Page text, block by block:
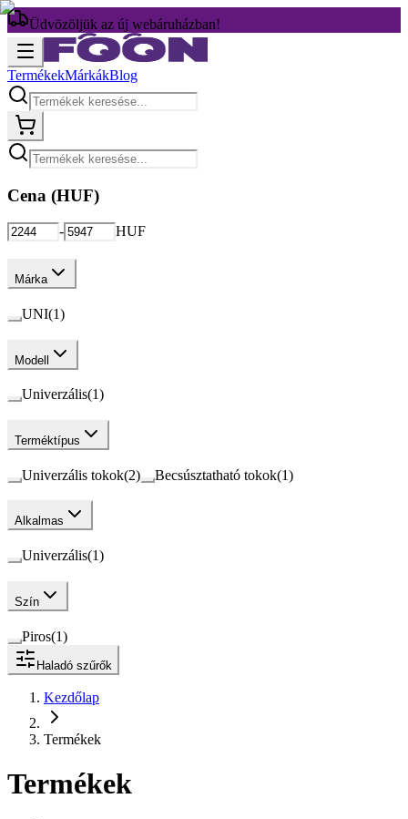
Üdvözöljük az új webáruházban!
TermékekMárkákBlog
Cena (HUF)
- HUF
Márka
UNI(1)
Modell
Univerzális(1)
Terméktípus
Univerzális tokok(2) Becsúsztatható tokok(1)
Alkalmas
Univerzális(1)
Szín
Piros(1)
Haladó szűrők
Kezdőlap
Termékek
Termékek